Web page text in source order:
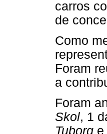
carros
de
Como
Foram
a
Foram
Skol, 1
Tuborg e